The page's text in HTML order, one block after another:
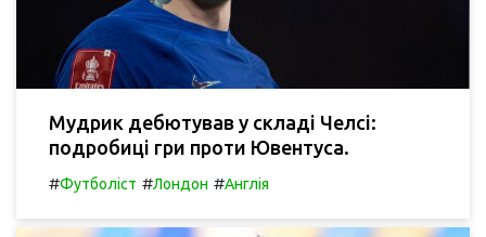
Мудрик дебютував у складі Челсі:
подробиці гри проти Ювентуса.
#Футболіст #Лондон #Англія